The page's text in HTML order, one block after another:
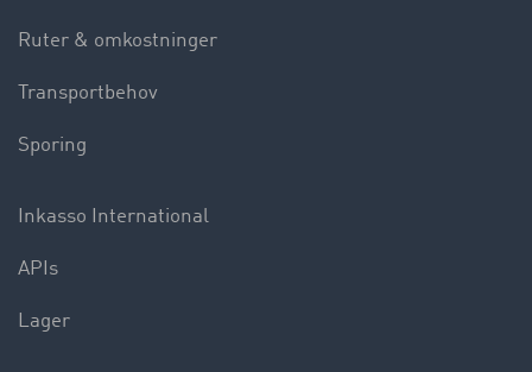
Ruter & omkostninger
Transportbehov
Sporing
Inkasso International
APIs
Lager